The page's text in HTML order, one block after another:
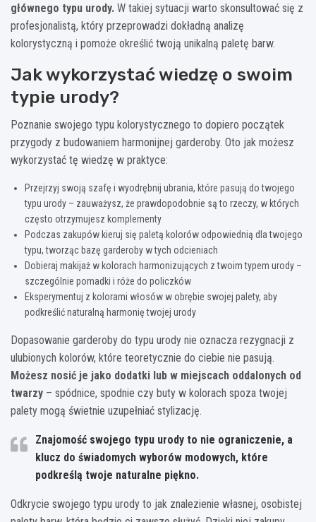
głównego typu urody. W takiej sytuacji warto skonsultować się z
profesjonalistą, który przeprowadzi dokładną analizę
kolorystyczną i pomoże określić twoją unikalną paletę barw.
Jak wykorzystać wiedzę o swoim
typie urody?
Poznanie swojego typu kolorystycznego to dopiero początek
przygody z budowaniem harmonijnej garderoby. Oto jak możesz
wykorzystać tę wiedzę w praktyce:
Przejrzyj swoją szafę i wyodrębnij ubrania, które pasują do twojego
typu urody – zauważysz, że prawdopodobnie są to rzeczy, w których
często otrzymujesz komplementy
Podczas zakupów kieruj się paletą kolorów odpowiednią dla twojego
typu, tworząc bazę garderoby w tych odcieniach
Dobieraj makijaż w kolorach harmonizujących z twoim typem urody –
szczególnie pomadki i róże do policzków
Eksperymentuj z kolorami włosów w obrębie swojej palety, aby
podkreślić naturalną harmonię twojej urody
Dopasowanie garderoby do typu urody nie oznacza rezygnacji z
ulubionych kolorów, które teoretycznie do ciebie nie pasują.
Możesz nosić je jako dodatki lub w miejscach oddalonych od
twarzy – spódnice, spodnie czy buty w kolorach spoza twojej
palety mogą świetnie uzupełniać stylizację.
Znajomość swojego typu urody to nie ograniczenie, a
klucz do świadomych wyborów modowych, które
podkreślą twoje naturalne piękno.
Odkrycie swojego typu urody to jak znalezienie własnej, osobistej